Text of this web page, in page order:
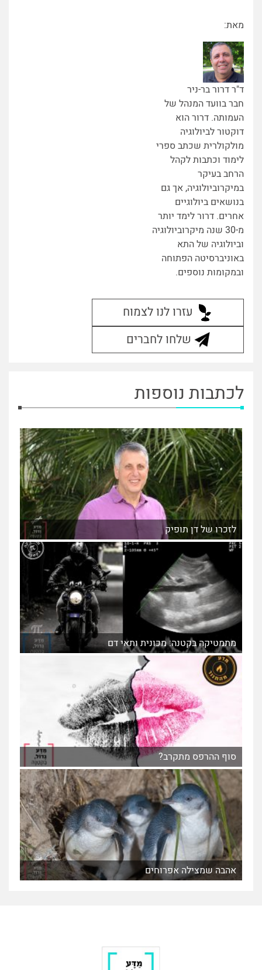
מאת:
ד"ר דרור בר-ניר
חבר בוועד המנהל של
העמותה. דרור הוא
דוקטור לביולוגיה
מולקולרית שכתב ספרי
לימוד וכתבות לקהל
הרחב בעיקר
במיקרוביולוגיה, אך גם
בנושאים ביולוגיים
אחרים. דרור לימד יותר
מ-30 שנה מיקרוביולוגיה
וביולוגיה של התא
באוניברסיטה הפתוחה
ובמקומות נוספים.
עזרו לנו לצמוח
שלחו לחברים
לכתבות נוספות
לזכרו של דן תופיק
מתמטיקה בקטנה: מכונית ותאי דם
סוף ההרפס מתקרב?
אהבה שמצילה אפרוחים